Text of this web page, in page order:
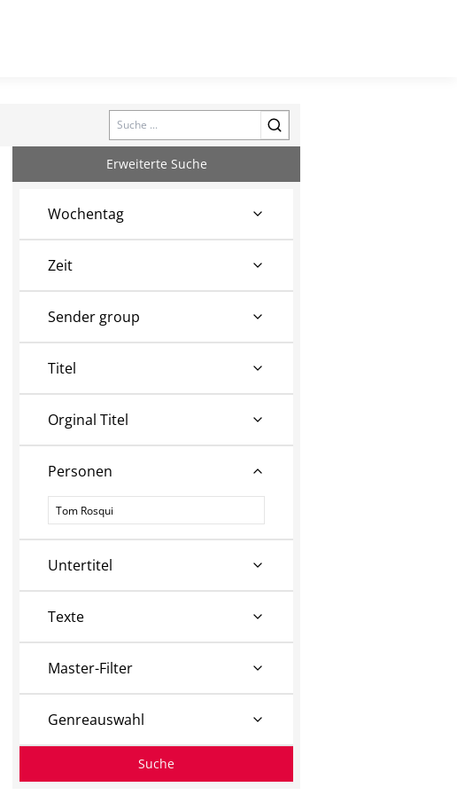
Search
Erweiterte Suche
Wochentag
Zeit
Sender group
Titel
Orginal Titel
Personen
Personen
Untertitel
Texte
Master-Filter
Genreauswahl
Suche